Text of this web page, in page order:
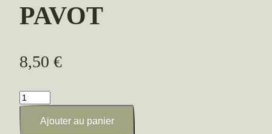
PAVOT
8,50 €
quantité
Burger
Ajouter au panier